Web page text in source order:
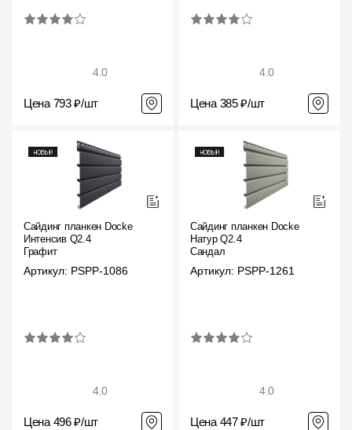
4.0
Цена 793 ₽/шт
4.0
Цена 385 ₽/шт
Сайдинг планкен Docke
Интенсив Q2.4
Графит
Артикул: PSPP-1086
4.0
Цена 496 ₽/шт
Сайдинг планкен Docke
Натур Q2.4
Сандал
Артикул: PSPP-1261
4.0
Цена 447 ₽/шт